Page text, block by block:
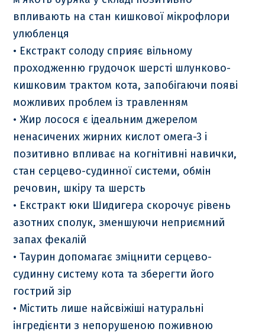
впливають на стан кишкової мікрофлори
улюбленця
• Екстракт солоду сприяє вільному
проходженню грудочок шерсті шлунково-
кишковим трактом кота, запобігаючи появі
можливих проблем із травленням
• Жир лосося є ідеальним джерелом
ненасичених жирних кислот омега-3 і
позитивно впливає на когнітивні навички,
стан серцево-судинної системи, обмін
речовин, шкіру та шерсть
• Екстракт юки Шидигера скорочує рівень
азотних сполук, зменшуючи неприємний
запах фекалій
• Таурин допомагає зміцнити серцево-
судинну систему кота та зберегти його
гострий зір
• Містить лише найсвіжіші натуральні
інгредієнти з непорушеною поживною